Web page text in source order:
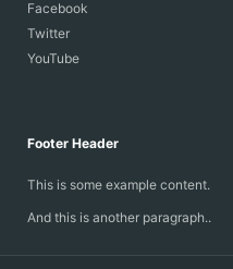
Facebook
Twitter
YouTube
Footer Header
This is some example content.
And this is another paragraph..